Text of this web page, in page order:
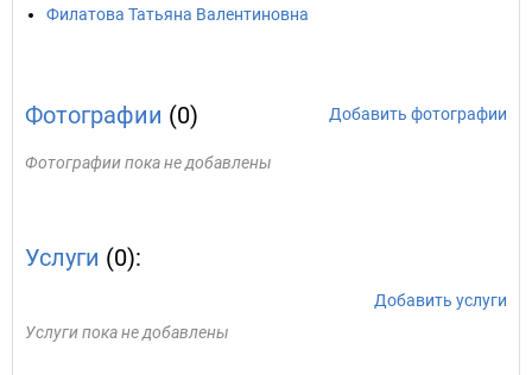
Филатова Татьяна Валентиновна
Фотографии (0) Добавить фотографии
Фотографии пока не добавлены
Услуги (0):
Добавить услуги
Услуги пока не добавлены